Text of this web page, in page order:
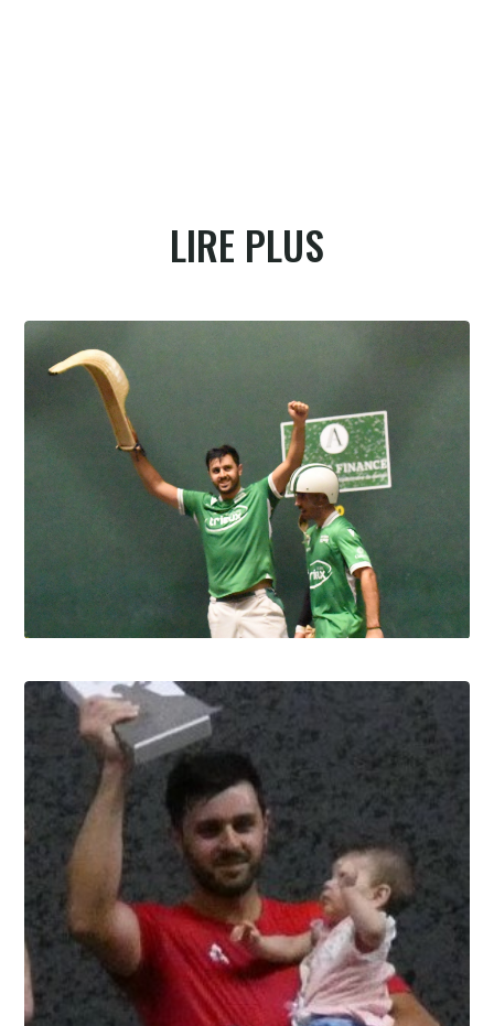
LIRE PLUS
Pau cup, Gonzales-Portet oui, mais aux
forceps
8.8.2026